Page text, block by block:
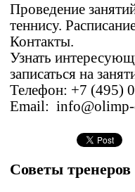
Проведение
теннису.
Контакты.
Узнать
записаться на
Телефон: +7 (495)
Email: info@olimp-
Советы тренеров